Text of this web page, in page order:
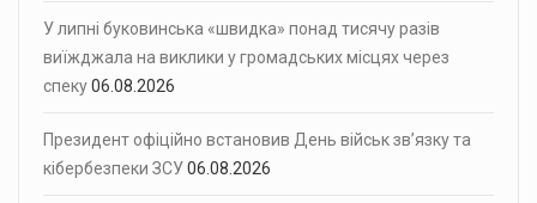
У липні буковинська «швидка» понад тисячу разів
виїжджала на виклики у громадських місцях через
спеку06.08.2026
Президент офіційно встановив День військ зв’язку та
кібербезпеки ЗСУ06.08.2026